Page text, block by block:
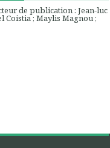
de publication : Jean-luc
Coistia ; Maylis Magnou ;